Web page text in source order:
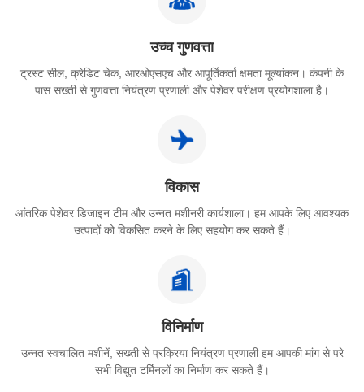
उच्च गुणवत्ता
ट्रस्ट सील, क्रेडिट चेक, आरओएसएच और आपूर्तिकर्ता क्षमता मूल्यांकन। कंपनी के
पास सख्ती से गुणवत्ता नियंत्रण प्रणाली और पेशेवर परीक्षण प्रयोगशाला है।
विकास
आंतरिक पेशेवर डिजाइन टीम और उन्नत मशीनरी कार्यशाला। हम आपके लिए आवश्यक
उत्पादों को विकसित करने के लिए सहयोग कर सकते हैं।
विनिर्माण
उन्नत स्वचालित मशीनें, सख्ती से प्रक्रिया नियंत्रण प्रणाली हम आपकी मांग से परे
सभी विद्युत टर्मिनलों का निर्माण कर सकते हैं।